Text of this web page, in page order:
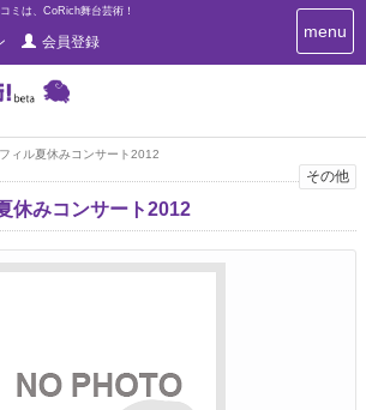
ミは、CoRich舞台芸術！
会員登録
T
o
n
i
menu
ィル夏休みコンサート2012
その他
休みコンサート2012